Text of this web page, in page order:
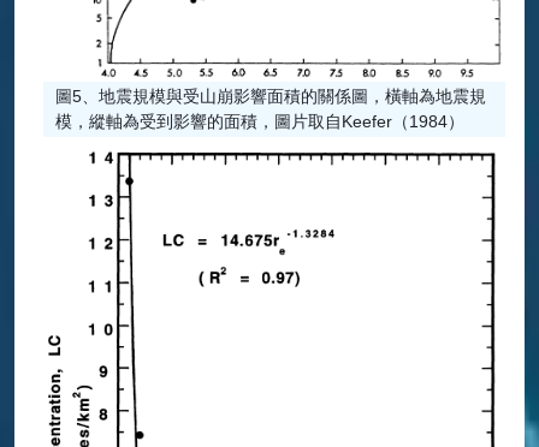
圖5、地震規模與受山崩影響面積的關係圖，橫軸為地震規
模，縱軸為受到影響的面積，圖片取自Keefer（1984）